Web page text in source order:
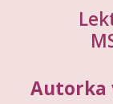
Autorka